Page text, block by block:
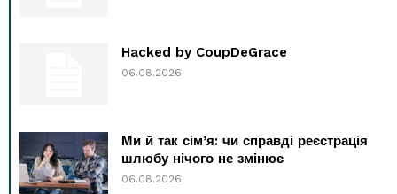
Hacked by CoupDeGrace
06.08.2026
Ми й так сім’я: чи справді реєстрація
шлюбу нічого не змінює
06.08.2026